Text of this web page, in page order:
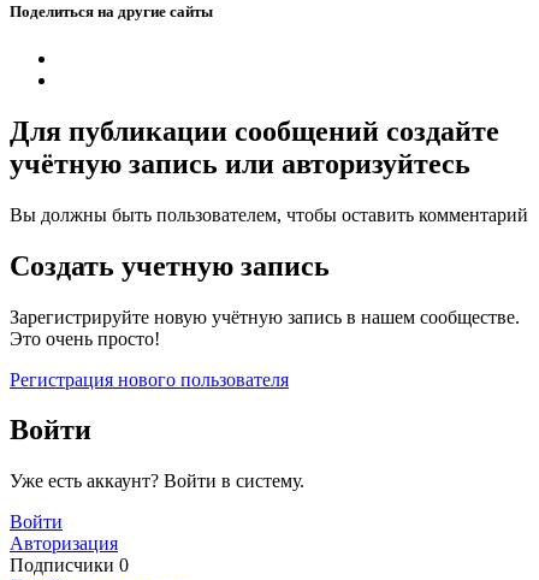
Поделиться на другие сайты
Для публикации сообщений создайте
учётную запись или авторизуйтесь
Вы должны быть пользователем, чтобы оставить комментарий
Создать учетную запись
Зарегистрируйте новую учётную запись в нашем сообществе.
Это очень просто!
Регистрация нового пользователя
Войти
Уже есть аккаунт? Войти в систему.
Войти
Авторизация
Подписчики 0